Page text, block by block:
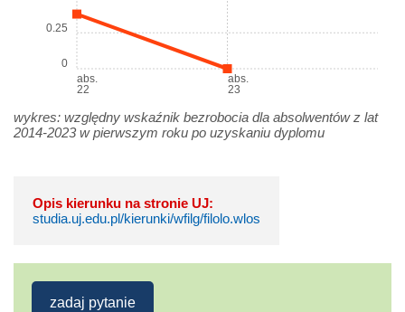
abs.
22
abs.
23
0
0.25
wykres: względny wskaźnik bezrobocia dla absolwentów z lat
2014-2023 w pierwszym roku po uzyskaniu dyplomu
Opis kierunku na stronie UJ:
studia.uj.edu.pl/kierunki/wfilg/filolo.wlos
zadaj pytanie